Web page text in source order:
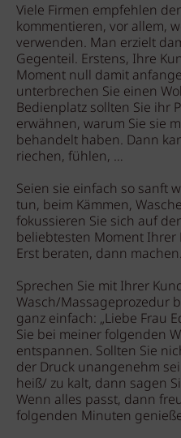
Viele Firmen empfehlen
kommentieren, vor allem,
verwenden. Man erzielt
Gegenteil. Erstens, Ihre
Moment null damit
unterbrechen Sie einen
Bedienplatz sollten Sie ihr
erwähnen, warum Sie sie
behandelt haben. Dann
riechen, fühlen, …
Seien sie einfach so sanft
tun, beim Kämmen,
fokussieren Sie sich auf
beliebtesten Moment Ihrer
Erst beraten, dann machen.
Sprechen Sie mit Ihrer
Wasch/Massageprozedur
ganz einfach: „Liebe Frau
Sie bei meiner folgenden
entspannen. Sollten Sie
der Druck unangenehm
heiß/ zu kalt, dann sagen
Wenn alles passt, dann
folgenden Minuten